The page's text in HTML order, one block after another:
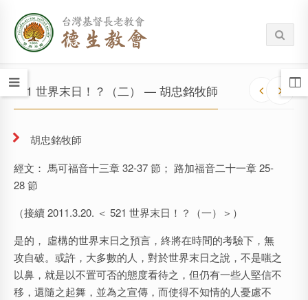
521 世界末日！？（二） — 胡忠銘牧師
胡忠銘牧師
經文： 馬可福音十三章 32-37 節； 路加福音二十一章 25-
28 節
（接續 2011.3.20. ＜ 521 世界末日！？（一）＞）
是的， 虛構的世界末日之預言，終將在時間的考驗下，無
攻自破。或許，大多數的人，對於世界末日之說，不是嗤之
以鼻，就是以不置可否的態度看待之，但仍有一些人堅信不
移，還隨之起舞，並為之宣傳，而使得不知情的人憂慮不